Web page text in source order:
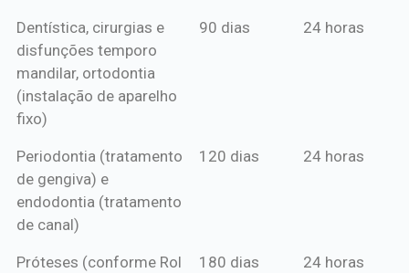
Dentística, cirurgias e
disfunções temporo
mandilar, ortodontia
(instalação de aparelho
fixo)
90 dias 24 horas
Periodontia (tratamento
de gengiva) e
endodontia (tratamento
de canal)
120 dias 24 horas
Próteses (conforme Rol
180 dias 24 horas